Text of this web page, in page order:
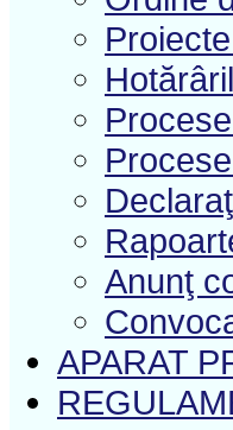
Anunţ
APARAT